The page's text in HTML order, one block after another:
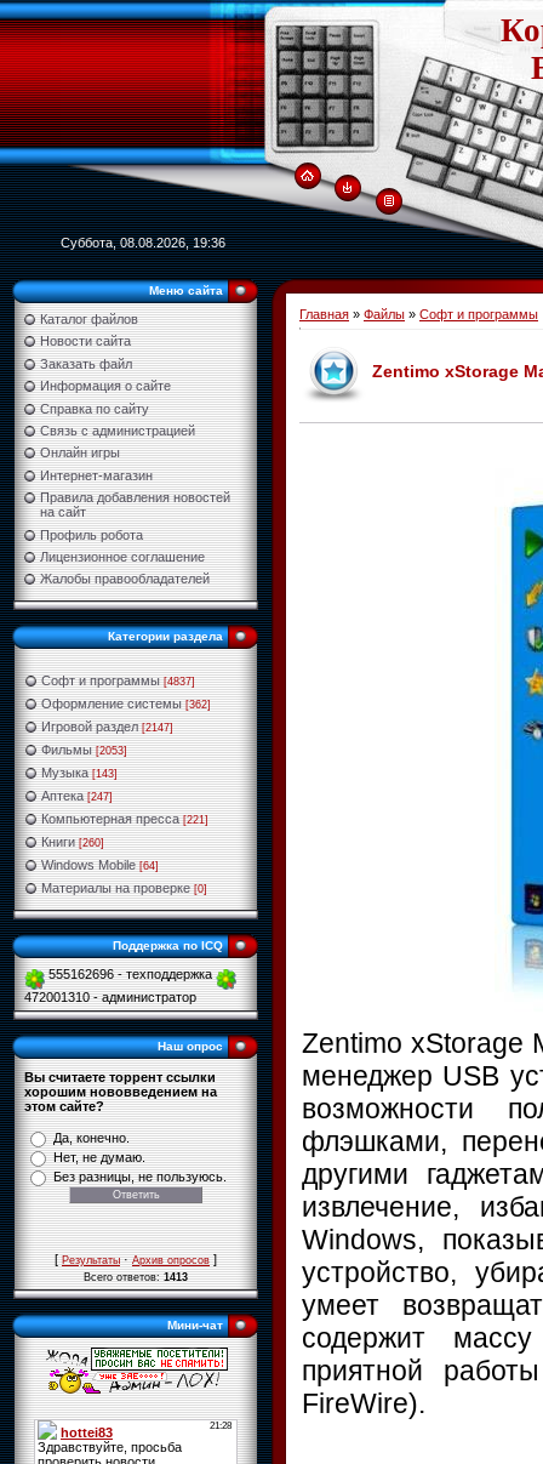
Суббота, 08.08.2026, 19:36
Меню сайта
Каталог файлов
Новости сайта
Заказать файл
Информация о сайте
Справка по сайту
Связь с администрацией
Онлайн игры
Интернет-магазин
Правила добавления новостей
на сайт
Профиль робота
Лицензионное соглашение
Жалобы правообладателей
Категории раздела
Софт и программы [4837]
Оформление системы [362]
Игровой раздел [2147]
Фильмы [2053]
Музыка [143]
Аптека [247]
Компьютерная пресса [221]
Книги [260]
Windows Mobile [64]
Материалы на проверке [0]
Поддержка по ICQ
555162696 - техподдержка
472001310 - администратор
Наш опрос
Вы считаете торрент ссылки
хорошим нововведением на
этом сайте?
Да, конечно.
Нет, не думаю.
Без разницы, не пользуюсь.
[Результаты·Архив опросов]
Всего ответов:1413
Мини-чат
Главная » Файлы » Софт и программы
Zentimo xStorage
Zentimo xStorage
менеджер USB
возможности
флэшками,
другими
извлечение,
Windows,
устройство,
умеет
содержит
приятной
FireWire).